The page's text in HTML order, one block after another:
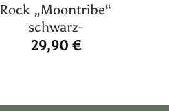
Rock „Moontribe“
schwarz-
29,90 €